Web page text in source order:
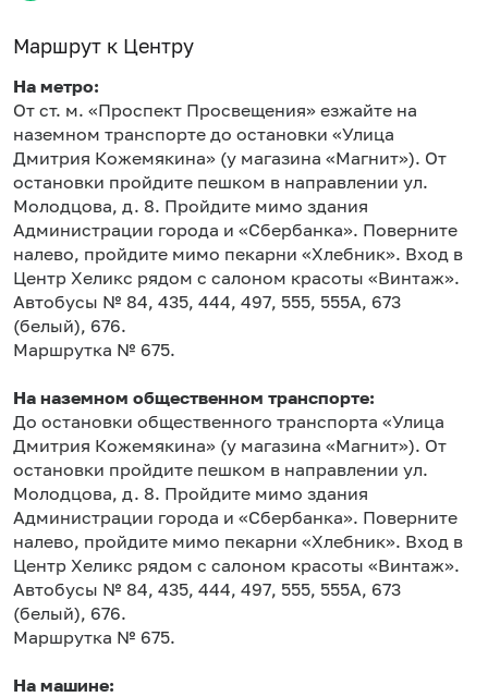
Маршрут к Центру
На метро:
От ст. м. «Проспект Просвещения» езжайте на
наземном транспорте до остановки «Улица
Дмитрия Кожемякина» (у магазина «Магнит»). От
остановки пройдите пешком в направлении ул.
Молодцова, д. 8. Пройдите мимо здания
Администрации города и «Сбербанка». Поверните
налево, пройдите мимо пекарни «Хлебник». Вход в
Центр Хеликс рядом с салоном красоты «Винтаж».
Автобусы № 84, 435, 444, 497, 555, 555А, 673
(белый), 676.
Маршрутка № 675.
На наземном общественном транспорте:
До остановки общественного транспорта «Улица
Дмитрия Кожемякина» (у магазина «Магнит»). От
остановки пройдите пешком в направлении ул.
Молодцова, д. 8. Пройдите мимо здания
Администрации города и «Сбербанка». Поверните
налево, пройдите мимо пекарни «Хлебник». Вход в
Центр Хеликс рядом с салоном красоты «Винтаж».
Автобусы № 84, 435, 444, 497, 555, 555А, 673
(белый), 676.
Маршрутка № 675.
На машине: